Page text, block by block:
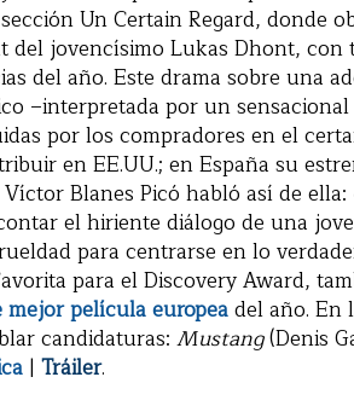
Un Certain Regard, donde
del jovencísimo Lukas Dhont, con
del año. Este drama sobre una
–interpretada por un
por los compradores en el
en EE.UU.; en España su
Blanes Picó habló así de ella:
el hiriente diálogo de una
para centrarse en lo
para el Discovery Award,
mejor película europeadel año. En
candidaturas: Mustang(Denis
| Tráiler.